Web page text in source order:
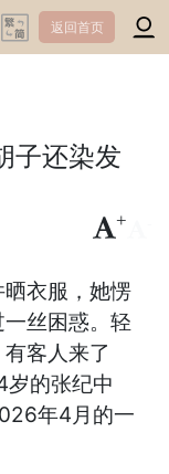
返回首页
子还染发
+
衣服，她愣
丝困惑。轻
客人来了
岁的张纪中
年4月的一